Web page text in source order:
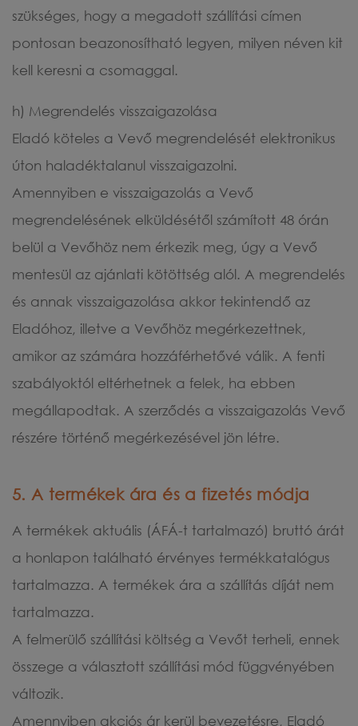
szükséges, hogy a megadott szállítási címen
pontosan beazonosítható legyen, milyen néven kit
kell keresni a csomaggal.
h) Megrendelés visszaigazolása
Eladó köteles a Vevő megrendelését elektronikus
úton haladéktalanul visszaigazolni.
Amennyiben e visszaigazolás a Vevő
megrendelésének elküldésétől számított 48 órán
belül a Vevőhöz nem érkezik meg, úgy a Vevő
mentesül az ajánlati kötöttség alól. A megrendelés
és annak visszaigazolása akkor tekintendő az
Eladóhoz, illetve a Vevőhöz megérkezettnek,
amikor az számára hozzáférhetővé válik. A fenti
szabályoktól eltérhetnek a felek, ha ebben
megállapodtak. A szerződés a visszaigazolás Vevő
részére történő megérkezésével jön létre.
5. A termékek ára és a fizetés módja
A termékek aktuális (ÁFÁ-t tartalmazó) bruttó árát
a honlapon található érvényes termékkatalógus
tartalmazza. A termékek ára a szállítás díját nem
tartalmazza.
A felmerülő szállítási költség a Vevőt terheli, ennek
összege a választott szállítási mód függvényében
változik.
Amennyiben akciós ár kerül bevezetésre, Eladó